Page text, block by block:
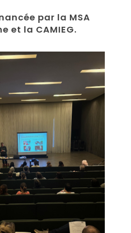
par la MSA
et la CAMIEG.